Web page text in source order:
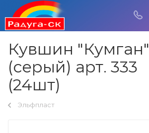
Кувшин "Кумган"
(серый) арт. 333
(24шт)
Эльфпласт